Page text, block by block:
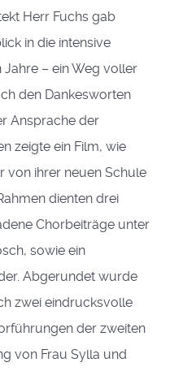
Herr Fuchs gab
in die intensive
– ein Weg voller
den Dankesworten
Ansprache der
zeigte ein Film, wie
von ihrer neuen Schule
dienten drei
Chorbeiträge unter
sowie ein
Abgerundet wurde
zwei eindrucksvolle
der zweiten
von Frau Sylla und